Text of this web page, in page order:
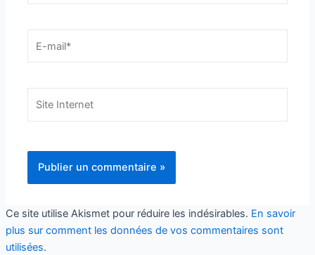
mail*
Internet
Ce site utilise Akismet pour réduire les indésirables. En savoir
plus sur comment les données de vos commentaires sont
utilisées.